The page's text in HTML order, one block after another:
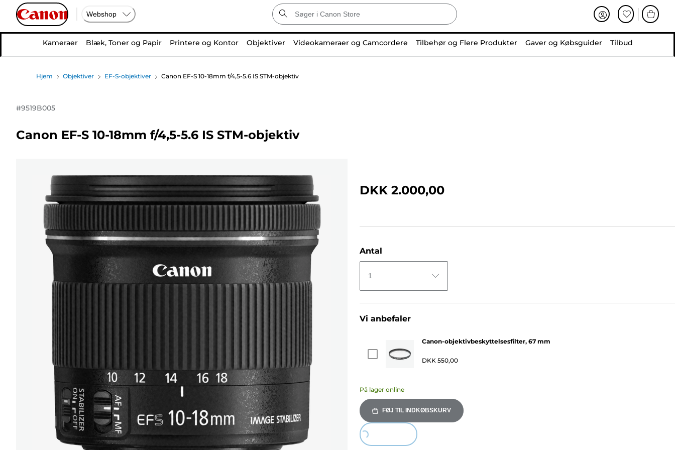
Webshop
Kameraer Blæk, Toner og Papir Printere og Kontor Objektiver Videokameraer og Camcordere Tilbehør og Flere Produkter Gaver og Købsguider Tilbud
Hjem Objektiver EF-S-objektiver Canon EF-S 10-18mm f/4,5-5.6 IS STM-objektiv
#9519B005
Canon EF-S 10-18mm f/4,5-5.6 IS STM-objektiv
DKK 2.000,00
Antal
1
Vi anbefaler
Canon-objektivbeskyttelsesfilter, 67 mm
DKK 550,00
På lager online
FØJ TIL INDKØBSKURV
Loading...